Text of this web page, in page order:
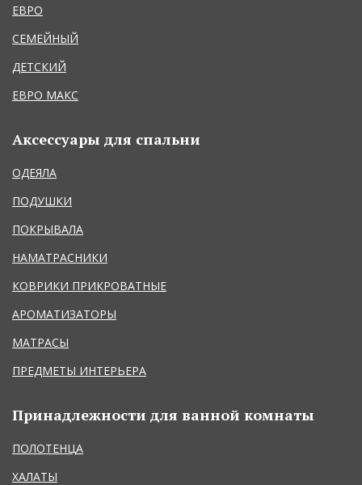
ЕВРО
СЕМЕЙНЫЙ
ДЕТСКИЙ
ЕВРО МАКС
Аксессуары для спальни
ОДЕЯЛА
ПОДУШКИ
ПОКРЫВАЛА
НАМАТРАСНИКИ
КОВРИКИ ПРИКРОВАТНЫЕ
АРОМАТИЗАТОРЫ
МАТРАСЫ
ПРЕДМЕТЫ ИНТЕРЬЕРА
Принадлежности для ванной комнаты
ПОЛОТЕНЦА
ХАЛАТЫ